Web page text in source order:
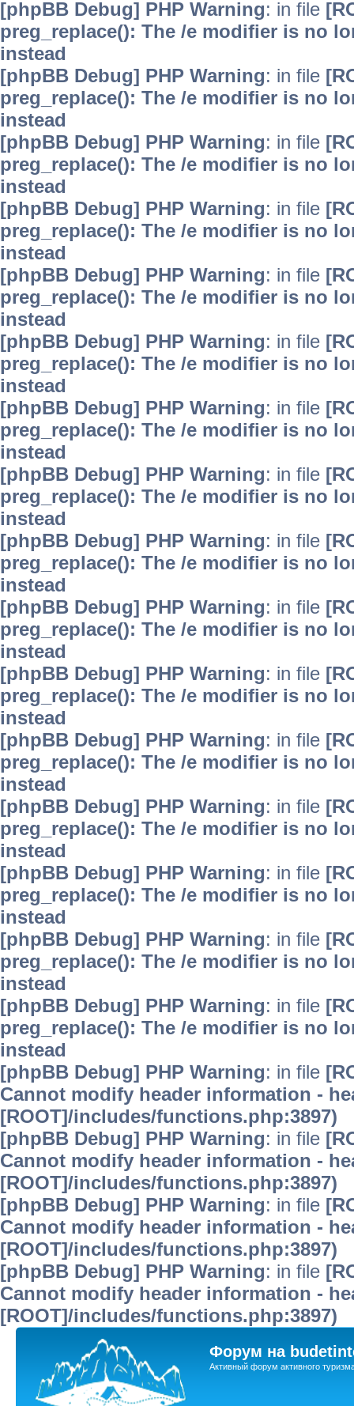
[phpBB Debug] PHP Warning: in file
preg_replace(): The /e modifier is no
instead
[phpBB Debug] PHP Warning: in file
preg_replace(): The /e modifier is no
instead
[phpBB Debug] PHP Warning: in file
preg_replace(): The /e modifier is no
instead
[phpBB Debug] PHP Warning: in file
preg_replace(): The /e modifier is no
instead
[phpBB Debug] PHP Warning: in file
preg_replace(): The /e modifier is no
instead
[phpBB Debug] PHP Warning: in file
preg_replace(): The /e modifier is no
instead
[phpBB Debug] PHP Warning: in file
preg_replace(): The /e modifier is no
instead
[phpBB Debug] PHP Warning: in file
preg_replace(): The /e modifier is no
instead
[phpBB Debug] PHP Warning: in file
preg_replace(): The /e modifier is no
instead
[phpBB Debug] PHP Warning: in file
preg_replace(): The /e modifier is no
instead
[phpBB Debug] PHP Warning: in file
preg_replace(): The /e modifier is no
instead
[phpBB Debug] PHP Warning: in file
preg_replace(): The /e modifier is no
instead
[phpBB Debug] PHP Warning: in file
preg_replace(): The /e modifier is no
instead
[phpBB Debug] PHP Warning: in file
preg_replace(): The /e modifier is no
instead
[phpBB Debug] PHP Warning: in file
preg_replace(): The /e modifier is no
instead
[phpBB Debug] PHP Warning: in file
preg_replace(): The /e modifier is no
instead
[phpBB Debug] PHP Warning: in file
Cannot modify header information -
[ROOT]/includes/functions.php:3897)
[phpBB Debug] PHP Warning: in file
Cannot modify header information -
[ROOT]/includes/functions.php:3897)
[phpBB Debug] PHP Warning: in file
Cannot modify header information -
[ROOT]/includes/functions.php:3897)
[phpBB Debug] PHP Warning: in file
Cannot modify header information -
[ROOT]/includes/functions.php:3897)
Форум на
Активный форум активного